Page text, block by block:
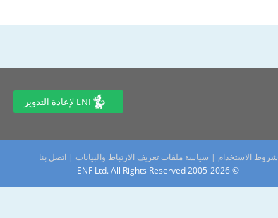
ENF لإعادة التدوير
شروط الاستخدام | سياسة ملفات تعريف الارتباط والبيانات |اتصل بنا
© 2005-2026 ENF Ltd. All Rights Reserved